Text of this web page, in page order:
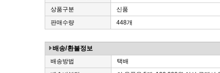
상품구분
신품
판매수량
448개
배송/환불정보
배송방법
택배